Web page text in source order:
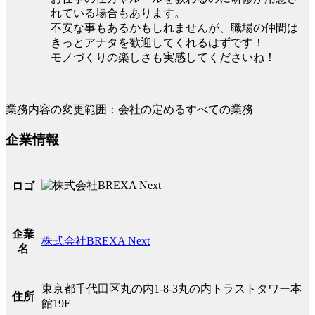
れている場合もあります。
不安な事もあるかもしれませんが、職場の仲間は
きっとアナタを歓迎してくれるはずです！
モノづくりの楽しさも実感してくださいね！
業務内容の変更範囲：会社の定めるすべての業務
企業情報
ロゴ
企業
名
株式会社BREXA Next
住所
東京都千代田区丸の内1-8-3丸の内トラストタワー本
館19F